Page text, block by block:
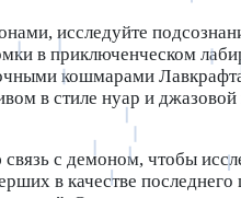
исследуйте
в приключенческом
кошмарами
в стиле нуар и
с демоном, чтобы
в качестве последнего